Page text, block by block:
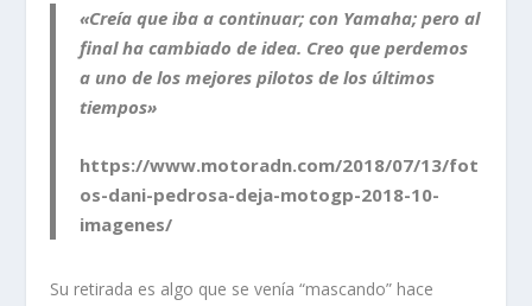
«Creía que iba a continuar; con Yamaha; pero al
final ha cambiado de idea. Creo que perdemos
a uno de los mejores pilotos de los últimos
tiempos»
https://www.motoradn.com/2018/07/13/fot
os-dani-pedrosa-deja-motogp-2018-10-
imagenes/
Su retirada es algo que se venía “mascando” hace